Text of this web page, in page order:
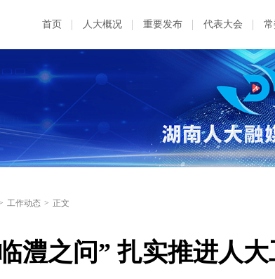
首页 人大概况 重要发布 代表大会
工作动态 > 正文
澧之问” 扎实推进人